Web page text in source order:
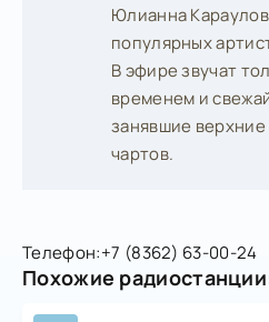
Юлианна
популярных
В эфире звучат
временем и
занявшие
чартов.
Телефон:+7 (8362) 63-00-24
Похожие